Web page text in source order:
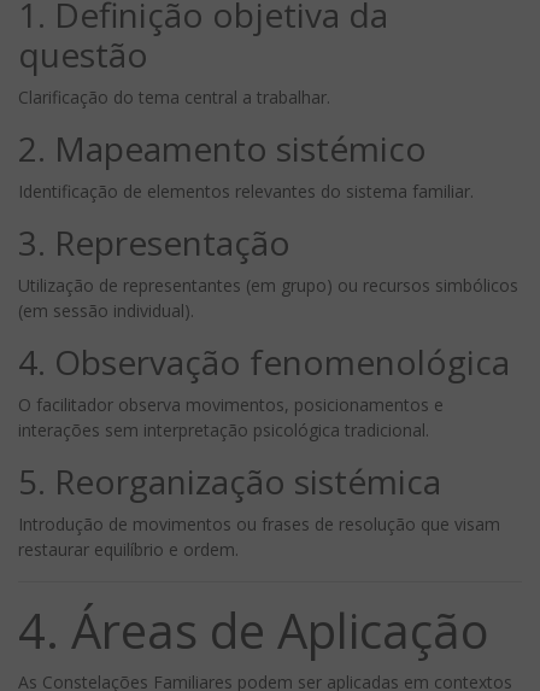
1. Definição objetiva da
questão
Clarificação do tema central a trabalhar.
2. Mapeamento sistémico
Identificação de elementos relevantes do sistema familiar.
3. Representação
Utilização de representantes (em grupo) ou recursos simbólicos
(em sessão individual).
4. Observação fenomenológica
O facilitador observa movimentos, posicionamentos e
interações sem interpretação psicológica tradicional.
5. Reorganização sistémica
Introdução de movimentos ou frases de resolução que visam
restaurar equilíbrio e ordem.
4. Áreas de Aplicação
As Constelações Familiares podem ser aplicadas em contextos